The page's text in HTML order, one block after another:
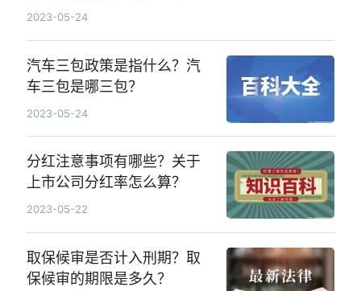
2023-05-24
汽车三包政策是指什么？汽
车三包是哪三包？
2023-05-24
分红注意事项有哪些？关于
上市公司分红率怎么算？
2023-05-22
取保候审是否计入刑期？取
保候审的期限是多久？